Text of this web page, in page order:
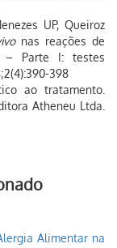
UP, Queiroz
nas reações de
– Parte I: testes
398
ao tratamento.
Atheneu Ltda.
Alimentar na